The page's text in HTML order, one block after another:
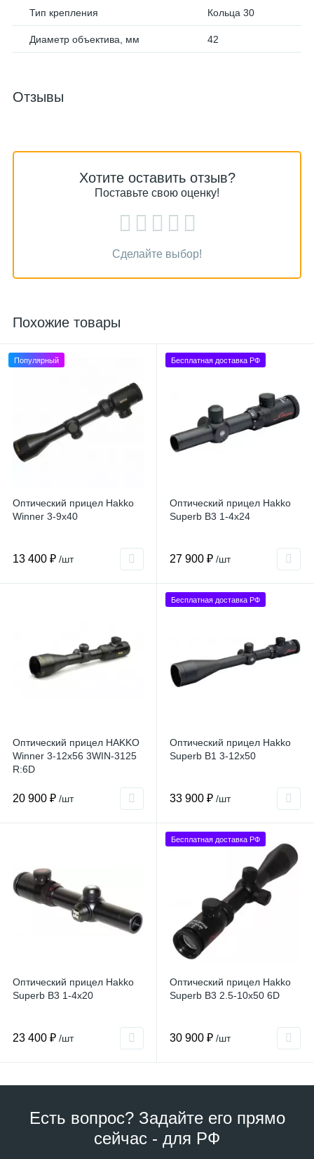
Тип крепления Кольца 30
Диаметр объектива, мм 42
Отзывы
Хотите оставить отзыв?
Поставьте свою оценку!
Сделайте выбор!
Похожие товары
Популярный
Оптический прицел Hakko
Winner 3-9x40
13 400 ₽ /шт
Бесплатная доставка РФ
Оптический прицел Hakko
Superb B3 1-4x24
27 900 ₽ /шт
Оптический прицел HAKKO
Winner 3-12x56 3WIN-3125
R:6D
20 900 ₽ /шт
Бесплатная доставка РФ
Оптический прицел Hakko
Superb B1 3-12x50
33 900 ₽ /шт
Оптический прицел Hakko
Superb B3 1-4x20
23 400 ₽ /шт
Бесплатная доставка РФ
Оптический прицел Hakko
Superb B3 2.5-10x50 6D
30 900 ₽ /шт
Есть вопрос? Задайте его прямо
сейчас - для РФ